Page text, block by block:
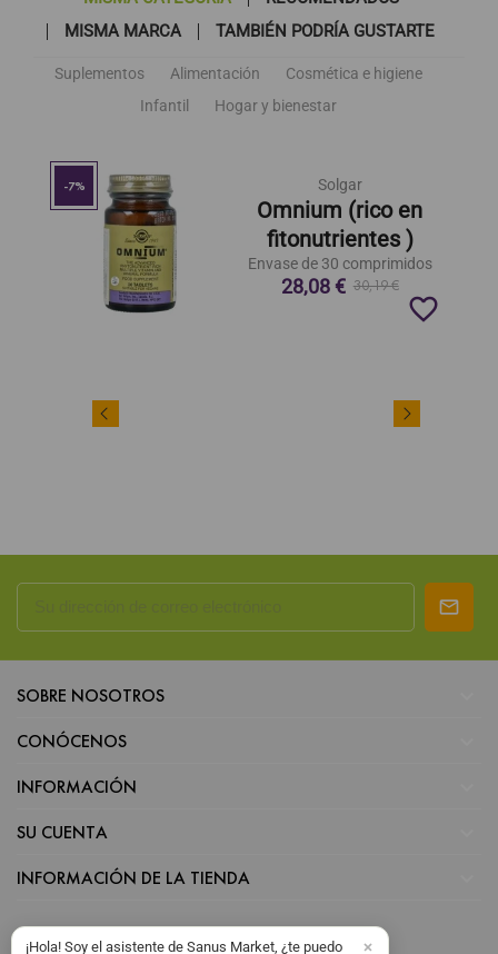
MISMA MARCA
TAMBIÉN PODRÍA GUSTARTE
Suplementos Alimentación
Cosmética e higiene
Infantil
Hogar y bienestar
-7% Solgar
Omnium (rico en
fitonutrientes )
Envase de 30 comprimidos
28,08 € 30,19 €
favorite_border
SOBRE NOSOTROS
CONÓCENOS
INFORMACIÓN
SU CUENTA
INFORMACIÓN DE LA TIENDA
¡Hola! Soy el asistente de Sanus Market, ¿te puedo